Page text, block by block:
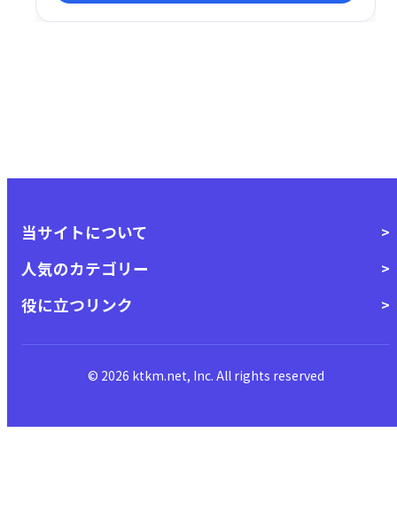
当サイトについて
人気のカテゴリー
役に立つリンク
© 2026 ktkm.net, Inc. All rights reserved